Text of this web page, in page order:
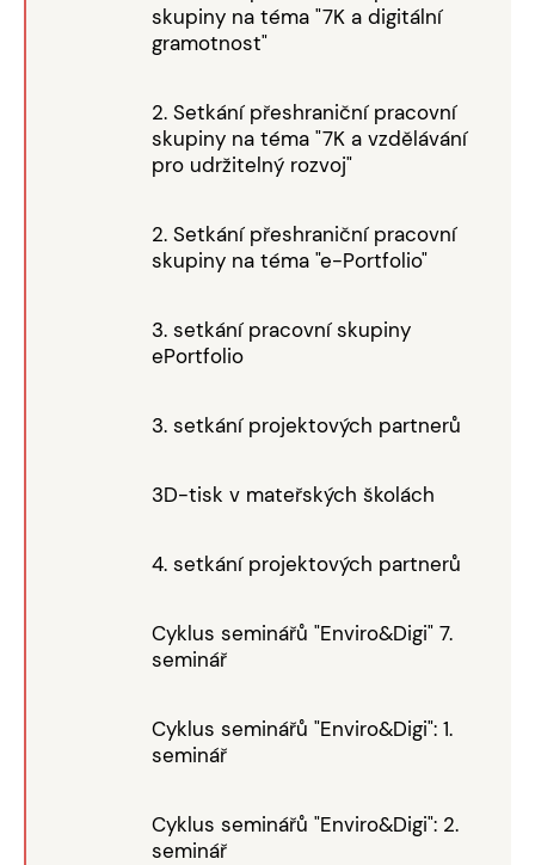
skupiny na téma "7K a digitální
gramotnost"
2. Setkání přeshraniční pracovní
skupiny na téma "7K a vzdělávání
pro udržitelný rozvoj"
2. Setkání přeshraniční pracovní
skupiny na téma "e-Portfolio"
3. setkání pracovní skupiny
ePortfolio
3. setkání projektových partnerů
3D-tisk v mateřských školách
4. setkání projektových partnerů
Cyklus seminářů "Enviro&Digi" 7.
seminář
Cyklus seminářů "Enviro&Digi": 1.
seminář
Cyklus seminářů "Enviro&Digi": 2.
seminář